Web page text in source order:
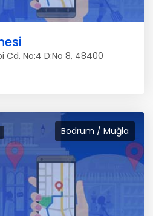
Cd. No:4 D:No 8, 48400
Bodrum / Muğla